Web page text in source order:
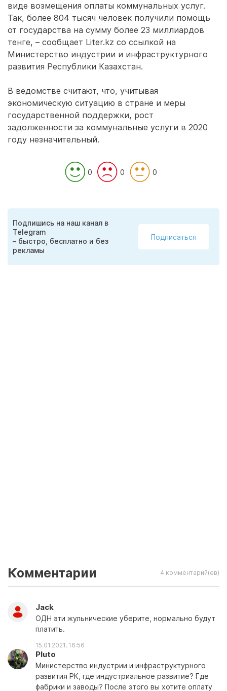
виде возмещения оплаты коммунальных услуг.
Так, более 804 тысяч человек получили помощь
от государства на сумму более 23 миллиардов
тенге, – сообщает Liter.kz со ссылкой на
Министерство индустрии и инфраструктурного
развития Республики Казахстан.
В ведомстве считают, что, учитывая
экономическую ситуацию в стране и меры
государственной поддержки, рост
задолженности за коммунальные услуги в 2020
году незначительный.
0 0 0
Подпишись на наш канал в
Telegram
– быстро, бесплатно и без
рекламы
Подписаться
Комментарии 4 комментарий(ев)
Jack
ОДН эти жульнические уберите, нормально будут
платить.
15.01.2021, 16:56
Pluto
Министерство индустрии и инфраструктурного
развития РК, где индустриальное развитие? Где
фабрики и заводы? После этого вы хотите оплату